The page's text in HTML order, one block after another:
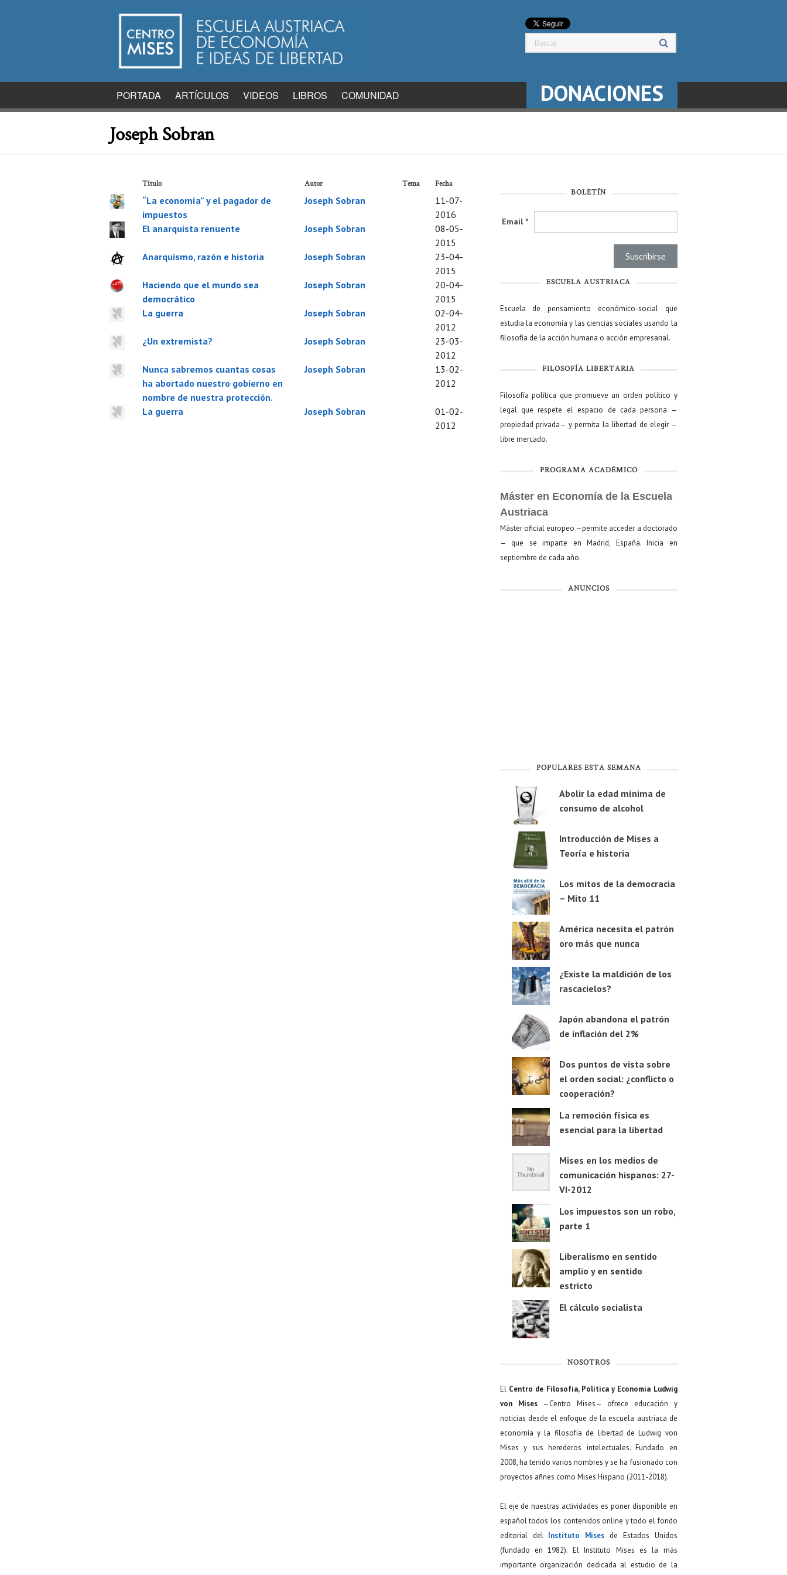
PORTADA ARTÍCULOS VIDEOS LIBROS COMUNIDAD DONACIONES
Joseph Sobran
Título Autor Tema Fecha
“La economía” y el pagador de
impuestos
Joseph Sobran
11-07-
2016
El anarquista renuente
Joseph Sobran
08-05-
2015
Anarquismo, razón e historia
Joseph Sobran
23-04-
2015
Haciendo que el mundo sea
democrático
Joseph Sobran
20-04-
2015
La guerra
Joseph Sobran
02-04-
2012
¿Un extremista?
Joseph Sobran
23-03-
2012
Nunca sabremos cuantas cosas
ha abortado nuestro gobierno en
nombre de nuestra protección.
Joseph Sobran
13-02-
2012
La guerra Joseph Sobran
01-02-
2012
BOLETÍN
Email *
ESCUELA AUSTRIACA
Escuela de pensamiento económico-social que
estudia la economía y las ciencias sociales usando la
filosofía de la acción humana o acción empresarial.
FILOSOFÍA LIBERTARIA
Filosofía política que promueve un orden político y
legal que respete el espacio de cada persona —
propiedad privada— y permita la libertad de elegir —
libre mercado.
PROGRAMA ACADÉMICO
Máster en Economía de la Escuela
Austriaca
Máster oficial europeo —permite acceder a doctorado
— que se imparte en Madrid, España. Inicia en
septiembre de cada año.
ANUNCIOS
POPULARES ESTA SEMANA
Abolir la edad mínima de
consumo de alcohol
Introducción de Mises a
Teoría e historia
Los mitos de la democracia
– Mito 11
América necesita el patrón
oro más que nunca
¿Existe la maldición de los
rascacielos?
Japón abandona el patrón
de inflación del 2%
Dos puntos de vista sobre
el orden social: ¿conflicto o
cooperación?
La remoción física es
esencial para la libertad
Mises en los medios de
comunicación hispanos: 27-
VI-2012
Los impuestos son un robo,
parte 1
Liberalismo en sentido
amplio y en sentido
estricto
El cálculo socialista
NOSOTROS
El Centro de Filosofía, Política y Economía Ludwig
von Mises—Centro Mises— ofrece educación y
noticias desde el enfoque de la escuela austriaca de
economía y la filosofía de libertad de Ludwig von
Mises y sus herederos intelectuales. Fundado en
2008, ha tenido varios nombres y se ha fusionado con
proyectos afines como Mises Hispano (2011-2018).
El eje de nuestras actividades es poner disponible en
español todos los contenidos online y todo el fondo
editorial del Instituto Mises de Estados Unidos
(fundado en 1982). El Instituto Mises es la más
importante organización dedicada al estudio de la